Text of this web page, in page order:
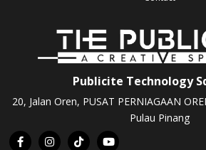
Publicite Technology
20, Jalan Oren, PUSAT PERNIAGAAN
Pulau Pinang